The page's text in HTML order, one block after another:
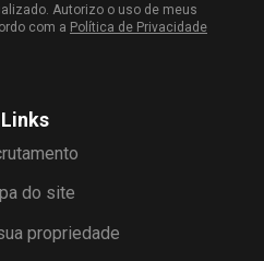
Autorizo o uso de meus
com a Política de Privacidade
Links
do site
propriedade